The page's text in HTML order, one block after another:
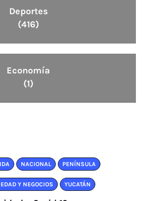
Deportes
(416)
Economía
(1)
NACIONAL PENÍNSULA
Y NEGOCIOS YUCATÁN